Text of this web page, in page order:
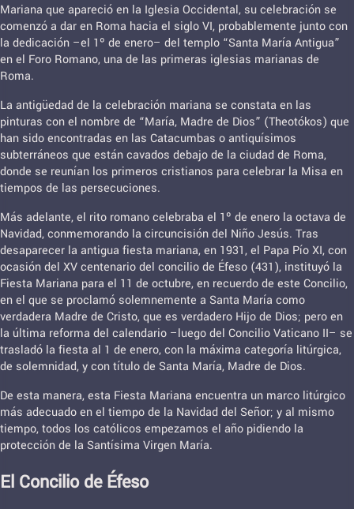
Mariana que apareció en la Iglesia Occidental, su celebración se
comenzó a dar en Roma hacia el siglo VI, probablemente junto con
la dedicación –el 1º de enero– del templo “Santa María Antigua”
en el Foro Romano, una de las primeras iglesias marianas de
Roma.
La antigüedad de la celebración mariana se constata en las
pinturas con el nombre de “María, Madre de Dios” (Theotókos) que
han sido encontradas en las Catacumbas o antiquísimos
subterráneos que están cavados debajo de la ciudad de Roma,
donde se reunían los primeros cristianos para celebrar la Misa en
tiempos de las persecuciones.
Más adelante, el rito romano celebraba el 1º de enero la octava de
Navidad, conmemorando la circuncisión del Niño Jesús. Tras
desaparecer la antigua fiesta mariana, en 1931, el Papa Pío XI, con
ocasión del XV centenario del concilio de Éfeso (431), instituyó la
Fiesta Mariana para el 11 de octubre, en recuerdo de este Concilio,
en el que se proclamó solemnemente a Santa María como
verdadera Madre de Cristo, que es verdadero Hijo de Dios; pero en
la última reforma del calendario –luego del Concilio Vaticano II– se
trasladó la fiesta al 1 de enero, con la máxima categoría litúrgica,
de solemnidad, y con título de Santa María, Madre de Dios.
De esta manera, esta Fiesta Mariana encuentra un marco litúrgico
más adecuado en el tiempo de la Navidad del Señor; y al mismo
tiempo, todos los católicos empezamos el año pidiendo la
protección de la Santísima Virgen María.
El Concilio de Éfeso